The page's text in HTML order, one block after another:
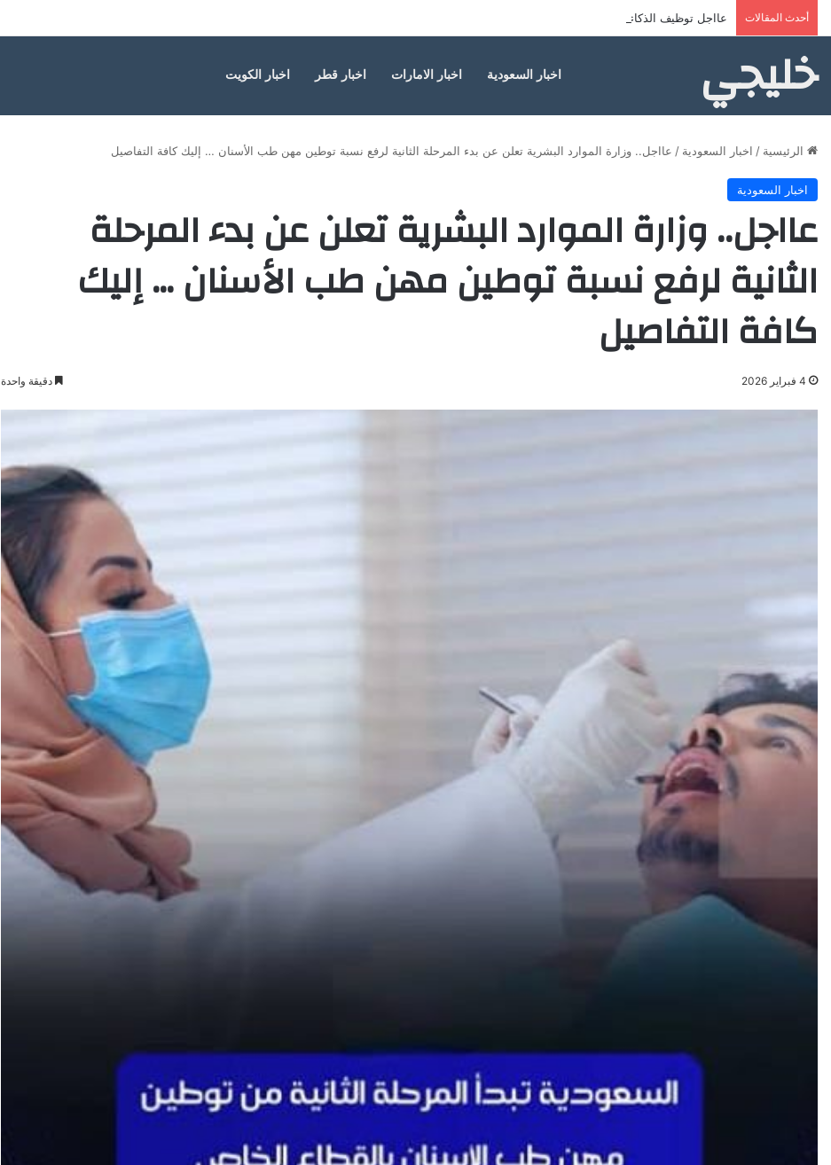
أحدث المقالات عااجل توظيف الذكاء الاصطناعي في التعليم السعودي … إليك التفاصيل
خليجي اخبار السعودية اخبار الامارات اخبار قطر اخبار الكويت
الرئيسية / اخبار السعودية / عااجل.. وزارة الموارد البشرية تعلن عن بدء المرحلة الثانية لرفع نسبة توطين مهن طب الأسنان … إليك كافة التفاصيل
اخبار السعودية
عااجل.. وزارة الموارد البشرية تعلن عن بدء المرحلة
الثانية لرفع نسبة توطين مهن طب الأسنان … إليك
كافة التفاصيل
4 فبراير 2026 دقيقة واحدة